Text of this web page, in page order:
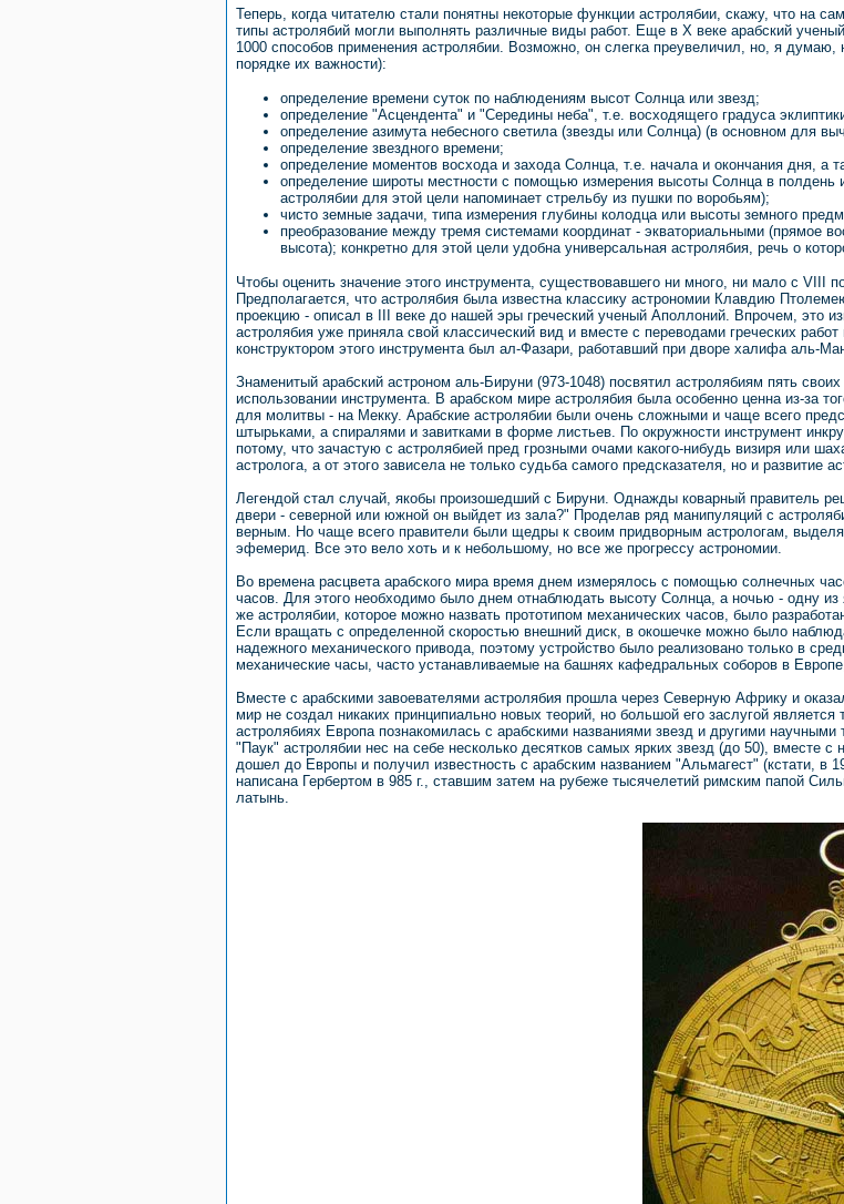
Теперь, когда читателю стали понятны некоторые функции астролябии, скажу, что на
типы астролябий могли выполнять различные виды работ. Еще в Х веке арабский
1000 способов применения астролябии. Возможно, он слегка преувеличил, но, я
порядке их важности):
определение времени суток по наблюдениям высот Солнца или звезд;
определение "Асцендента" и "Середины неба", т.е. восходящего градуса
определение азимута небесного светила (звезды или Солнца) (в основном для
определение звездного времени;
определение моментов восхода и захода Солнца, т.е. начала и окончания дня,
определение широты местности с помощью измерения высоты Солнца в полдень
астролябии для этой цели напоминает стрельбу из пушки по воробьям);
чисто земные задачи, типа измерения глубины колодца или высоты земного
преобразование между тремя системами координат - экваториальными (прямое
высота); конкретно для этой цели удобна универсальная астролябия, речь о
Чтобы оценить значение этого инструмента, существовавшего ни много, ни мало с VIII
Предполагается, что астролябия была известна классику астрономии Клавдию
проекцию - описал в III веке до нашей эры греческий ученый Аполлоний. Впрочем, это
астролябия уже приняла свой классический вид и вместе с переводами греческих
конструктором этого инструмента был ал-Фазари, работавший при дворе халифа аль-
Знаменитый арабский астроном аль-Бируни (973-1048) посвятил астролябиям пять
использовании инструмента. В арабском мире астролябия была особенно ценна из-за
для молитвы - на Мекку. Арабские астролябии были очень сложными и чаще всего
штырьками, а спиралями и завитками в форме листьев. По окружности инструмент
потому, что зачастую с астролябией пред грозными очами какого-нибудь визиря или
астролога, а от этого зависела не только судьба самого предсказателя, но и развитие
Легендой стал случай, якобы произошедший с Бируни. Однажды коварный правитель
двери - северной или южной он выйдет из зала?" Проделав ряд манипуляций с
верным. Но чаще всего правители были щедры к своим придворным астрологам,
эфемерид. Все это вело хоть и к небольшому, но все же прогрессу астрономии.
Во времена расцвета арабского мира время днем измерялось с помощью солнечных
часов. Для этого необходимо было днем отнаблюдать высоту Солнца, а ночью - одну из
же астролябии, которое можно назвать прототипом механических часов, было
Если вращать с определенной скоростью внешний диск, в окошечке можно было
надежного механического привода, поэтому устройство было реализовано только в
механические часы, часто устанавливаемые на башнях кафедральных соборов в
Вместе с арабскими завоевателями астролябия прошла через Северную Африку и
мир не создал никаких принципиально новых теорий, но большой его заслугой
астролябиях Европа познакомилась с арабскими названиями звезд и другими
"Паук" астролябии нес на себе несколько десятков самых ярких звезд (до 50), вместе
дошел до Европы и получил известность с арабским названием "Альмагест" (кстати, в
написана Гербертом в 985 г., ставшим затем на рубеже тысячелетий римским папой
латынь.